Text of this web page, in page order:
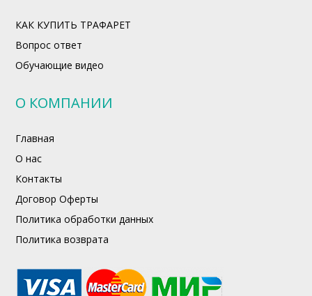
КАК КУПИТЬ ТРАФАРЕТ
Вопрос ответ
Обучающие видео
О КОМПАНИИ
Главная
О нас
Контакты
Договор Оферты
Политика обработки данных
Политика возврата